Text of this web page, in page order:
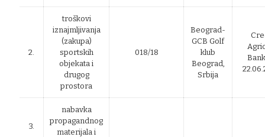
2.
troškovi
iznajmljivanja
(zakupa)
sportskih
objekata i
drugog
prostora
018/18
Beograd-
GCB Golf
klub
Beograd,
Srbija
3.
nabavka
propagandnog
materijala i